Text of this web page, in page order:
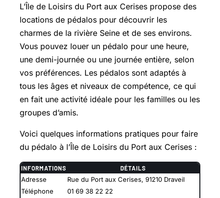
L’Île de Loisirs du Port aux Cerises propose des
locations de pédalos pour découvrir les
charmes de la rivière Seine et de ses environs.
Vous pouvez louer un pédalo pour une heure,
une demi-journée ou une journée entière, selon
vos préférences. Les pédalos sont adaptés à
tous les âges et niveaux de compétence, ce qui
en fait une activité idéale pour les familles ou les
groupes d’amis.
Voici quelques informations pratiques pour faire
du pédalo à l’Île de Loisirs du Port aux Cerises :
INFORMATIONS DÉTAILS
Adresse
Rue du Port aux Cerises, 91210 Draveil
Téléphone
01 69 38 22 22